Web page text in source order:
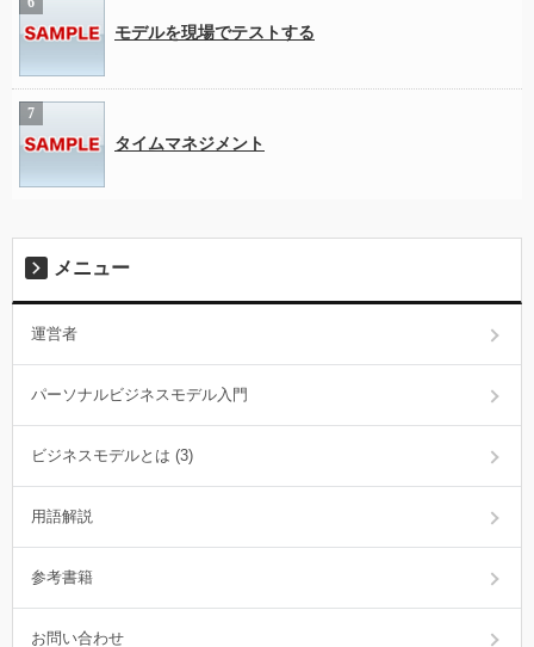
モデルを現場でテストする
タイムマネジメント
メニュー
運営者
パーソナルビジネスモデル入門
ビジネスモデルとは (3)
用語解説
参考書籍
お問い合わせ